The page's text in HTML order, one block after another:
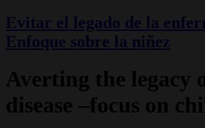
Evitar el legado de la
Enfoque sobre la niñez
Averting the legacy
disease –focus on